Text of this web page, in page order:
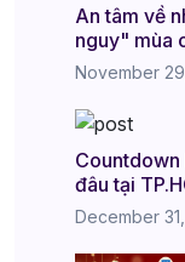
An tâm về
nguy" mùa
November
đâu tại
December